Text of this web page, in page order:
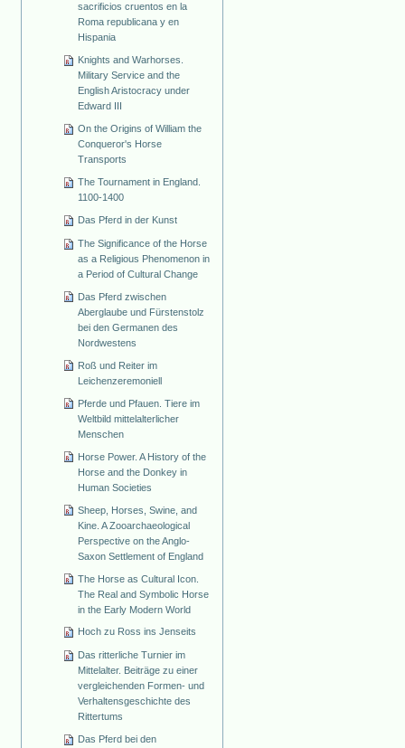
sacrificios cruentos en la
Roma republicana y en
Hispania
Knights and Warhorses.
Military Service and the
English Aristocracy under
Edward III
On the Origins of William the
Conqueror's Horse
Transports
The Tournament in England.
1100-1400
Das Pferd in der Kunst
The Significance of the Horse
as a Religious Phenomenon in
a Period of Cultural Change
Das Pferd zwischen
Aberglaube und Fürstenstolz
bei den Germanen des
Nordwestens
Roß und Reiter im
Leichenzeremoniell
Pferde und Pfauen. Tiere im
Weltbild mittelalterlicher
Menschen
Horse Power. A History of the
Horse and the Donkey in
Human Societies
Sheep, Horses, Swine, and
Kine. A Zooarchaeological
Perspective on the Anglo-
Saxon Settlement of England
The Horse as Cultural Icon.
The Real and Symbolic Horse
in the Early Modern World
Hoch zu Ross ins Jenseits
Das ritterliche Turnier im
Mittelalter. Beiträge zu einer
vergleichenden Formen- und
Verhaltensgeschichte des
Rittertums
Das Pferd bei den